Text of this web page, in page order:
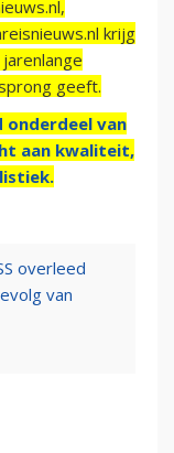
krijg
geeft.
onderdeel van
aan kwaliteit,
overleed
van